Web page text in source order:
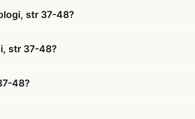
str 37-48?
str 37-48?
48?